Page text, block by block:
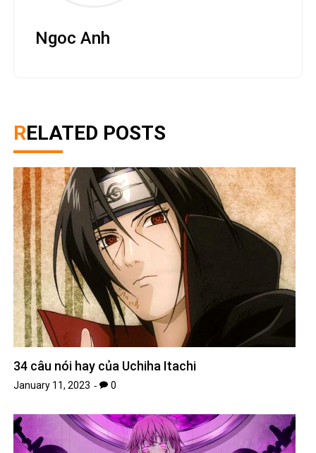
Ngoc Anh
RELATED POSTS
34 câu nói hay của Uchiha Itachi
January 11, 2023 0